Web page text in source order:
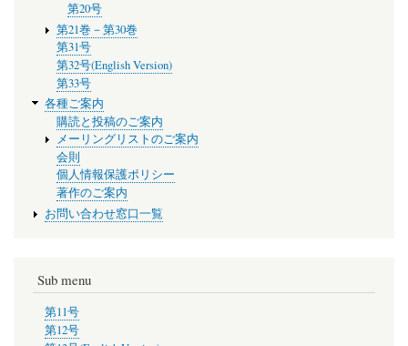
第20号
第21巻－第30巻
第31号
第32号(English Version)
第33号
各種ご案内
購読と投稿のご案内
メーリングリストのご案内
会則
個人情報保護ポリシー
著作のご案内
お問い合わせ窓口一覧
Sub menu
第11号
第12号